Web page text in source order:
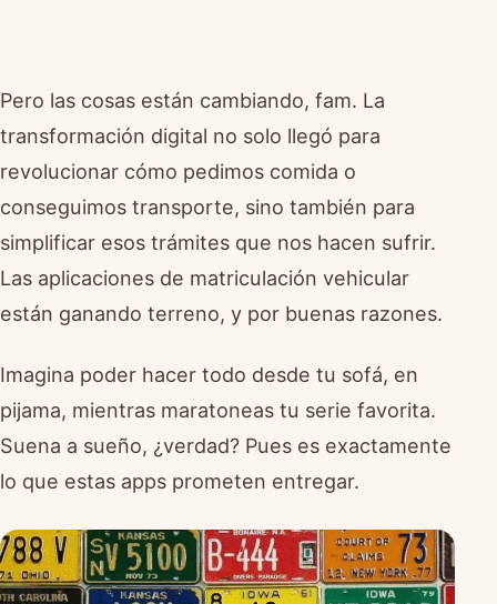
Pero las cosas están cambiando, fam. La
transformación digital no solo llegó para
revolucionar cómo pedimos comida o
conseguimos transporte, sino también para
simplificar esos trámites que nos hacen sufrir.
Las aplicaciones de matriculación vehicular
están ganando terreno, y por buenas razones.
Imagina poder hacer todo desde tu sofá, en
pijama, mientras maratoneas tu serie favorita.
Suena a sueño, ¿verdad? Pues es exactamente
lo que estas apps prometen entregar.